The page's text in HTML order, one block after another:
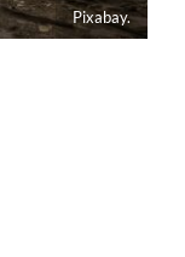
Pixabay.